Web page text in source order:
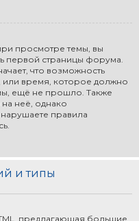
просмотре темы, вы
первой страницы форума.
что возможность
или время, которое должно
ещё не прошло. Также
неё, однако
нарушаете правила
и типы
предлагающая большие